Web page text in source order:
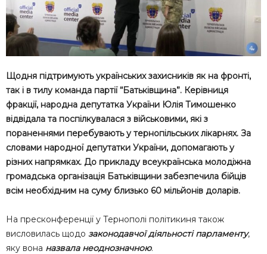
Щодня підтримують українських захисників як на фронті,
так і в тилу команда партії “Батьківщина”. Керівниця
фракції, народна депутатка України Юлія Тимошенко
відвідала та поспілкувалася з військовими, які з
пораненнями перебувають у тернопільських лікарнях. За
словами народної депутатки України, допомагають у
різних напрямках. До прикладу всеукраїнська молодіжна
громадська організація Батьківщини забезпечила бійців
всім необхідним на суму близько 60 мільйонів доларів.
На пресконференції у Тернополі політикиня також
висловилась щодо законодавчої діяльності парламенту,
яку вона назвала неоднозначною.